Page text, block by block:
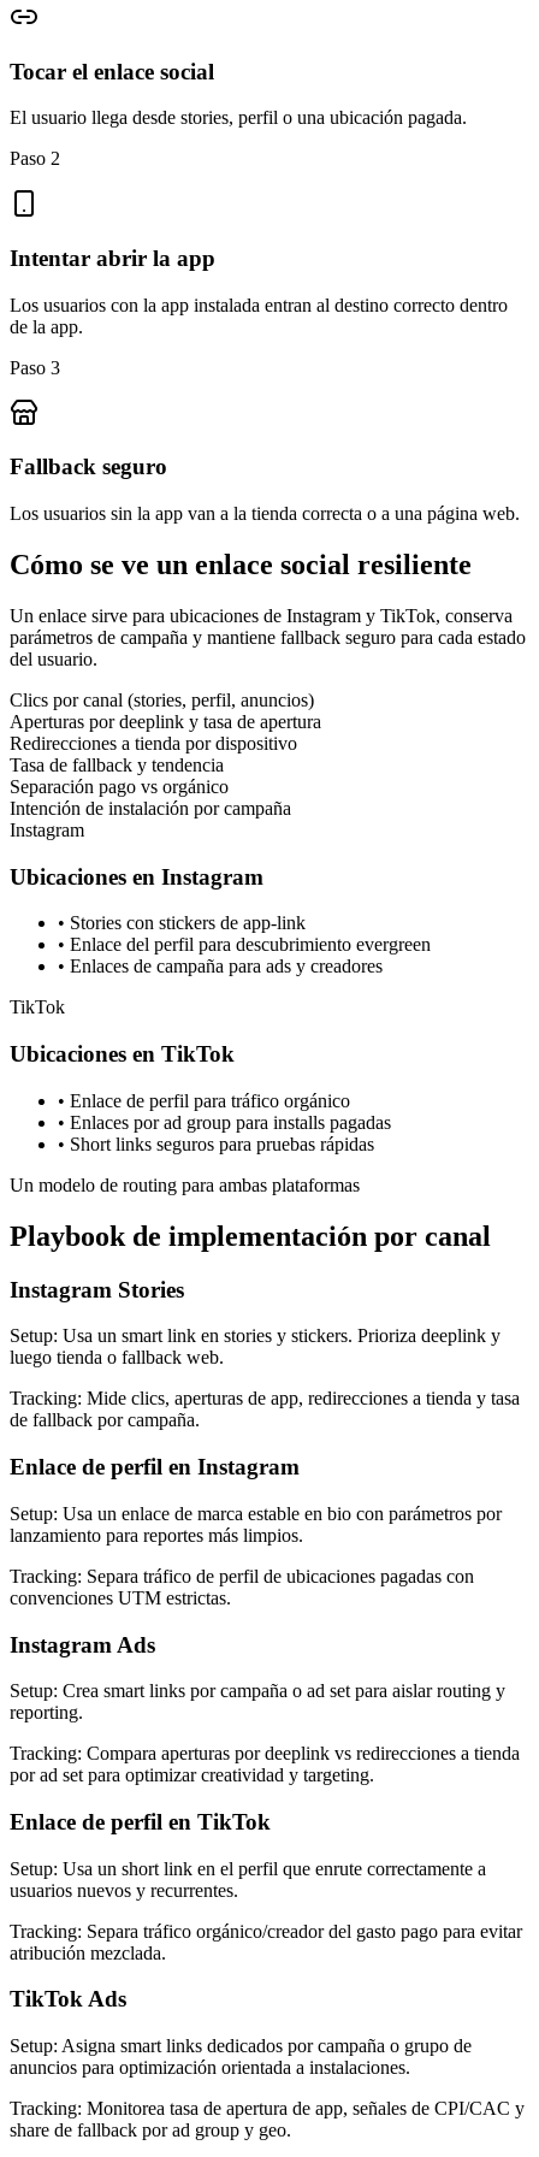
Tocar el enlace social
El usuario llega desde stories, perfil o una ubicación pagada.
Paso 2
Intentar abrir la app
Los usuarios con la app instalada entran al destino correcto dentro
de la app.
Paso 3
Fallback seguro
Los usuarios sin la app van a la tienda correcta o a una página web.
Cómo se ve un enlace social resiliente
Un enlace sirve para ubicaciones de Instagram y TikTok, conserva
parámetros de campaña y mantiene fallback seguro para cada estado
del usuario.
Clics por canal (stories, perfil, anuncios)
Aperturas por deeplink y tasa de apertura
Redirecciones a tienda por dispositivo
Tasa de fallback y tendencia
Separación pago vs orgánico
Intención de instalación por campaña
Instagram
Ubicaciones en Instagram
• Stories con stickers de app-link
• Enlace del perfil para descubrimiento evergreen
• Enlaces de campaña para ads y creadores
TikTok
Ubicaciones en TikTok
• Enlace de perfil para tráfico orgánico
• Enlaces por ad group para installs pagadas
• Short links seguros para pruebas rápidas
Un modelo de routing para ambas plataformas
Playbook de implementación por canal
Instagram Stories
Setup: Usa un smart link en stories y stickers. Prioriza deeplink y
luego tienda o fallback web.
Tracking: Mide clics, aperturas de app, redirecciones a tienda y tasa
de fallback por campaña.
Enlace de perfil en Instagram
Setup: Usa un enlace de marca estable en bio con parámetros por
lanzamiento para reportes más limpios.
Tracking: Separa tráfico de perfil de ubicaciones pagadas con
convenciones UTM estrictas.
Instagram Ads
Setup: Crea smart links por campaña o ad set para aislar routing y
reporting.
Tracking: Compara aperturas por deeplink vs redirecciones a tienda
por ad set para optimizar creatividad y targeting.
Enlace de perfil en TikTok
Setup: Usa un short link en el perfil que enrute correctamente a
usuarios nuevos y recurrentes.
Tracking: Separa tráfico orgánico/creador del gasto pago para evitar
atribución mezclada.
TikTok Ads
Setup: Asigna smart links dedicados por campaña o grupo de
anuncios para optimización orientada a instalaciones.
Tracking: Monitorea tasa de apertura de app, señales de CPI/CAC y
share de fallback por ad group y geo.